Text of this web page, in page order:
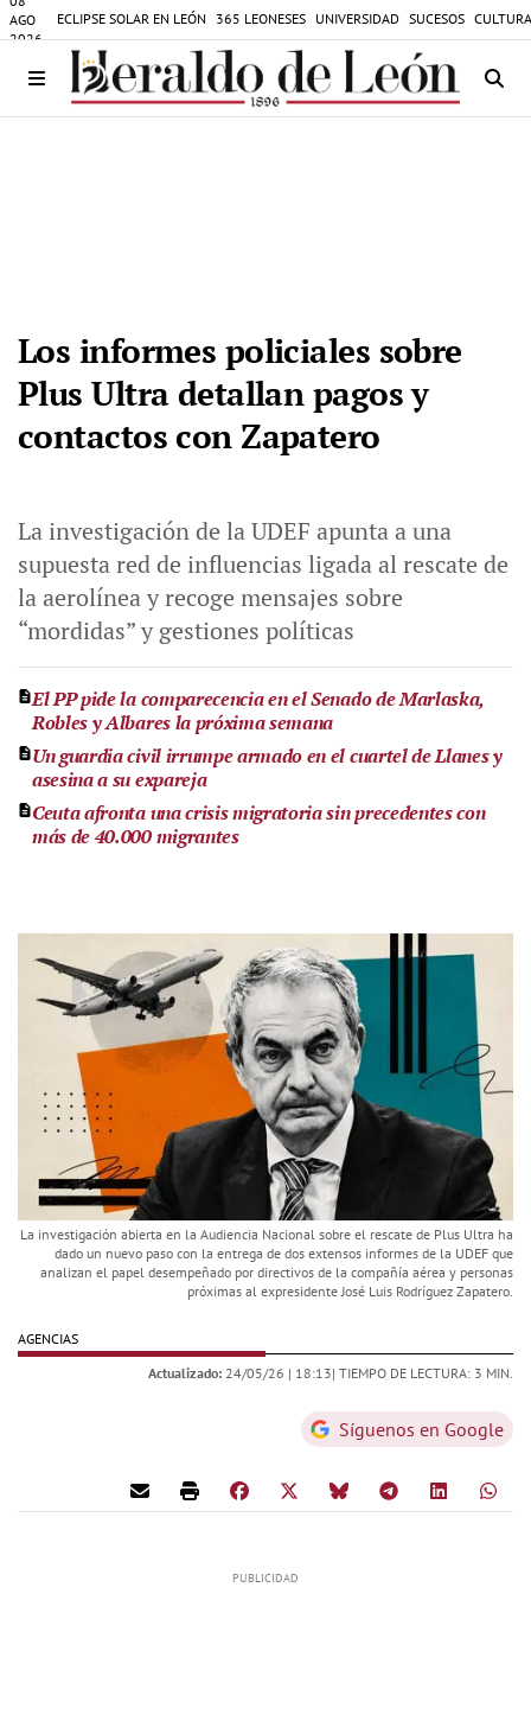
AGO
2026
ECLIPSE SOLAR EN LEÓN 365 LEONESES UNIVERSIDAD SUCESOS
Los informes policiales sobre
Plus Ultra detallan pagos y
contactos con Zapatero
La investigación de la UDEF apunta a una
supuesta red de influencias ligada al rescate de
la aerolínea y recoge mensajes sobre
“mordidas” y gestiones políticas
El PP pide la comparecencia en el Senado de Marlaska,
Robles y Albares la próxima semana
Un guardia civil irrumpe armado en el cuartel de Llanes y
asesina a su expareja
Ceuta afronta una crisis migratoria sin precedentes con
más de 40.000 migrantes
La investigación abierta en la Audiencia Nacional sobre el rescate de Plus Ultra ha
dado un nuevo paso con la entrega de dos extensos informes de la UDEF que
analizan el papel desempeñado por directivos de la compañía aérea y personas
próximas al expresidente José Luis Rodríguez Zapatero.
AGENCIAS
Actualizado: 24/05/26 | 18:13| TIEMPO DE LECTURA: 3 MIN.
Síguenos en Google